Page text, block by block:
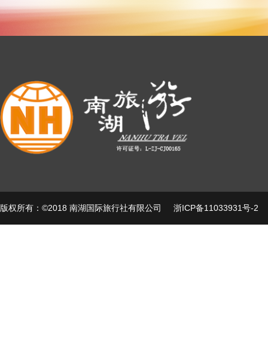
版权所有：©2018 南湖国际旅行社有限公司 浙ICP备11033931号-2